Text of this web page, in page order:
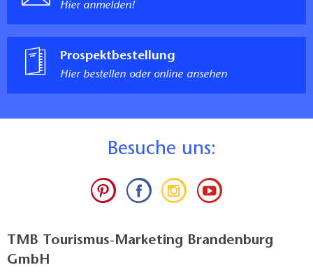
Hier anmelden!
Prospektbestellung
Hier bestellen oder online ansehen
Besuche uns:
TMB Tourismus-Marketing Brandenburg
GmbH